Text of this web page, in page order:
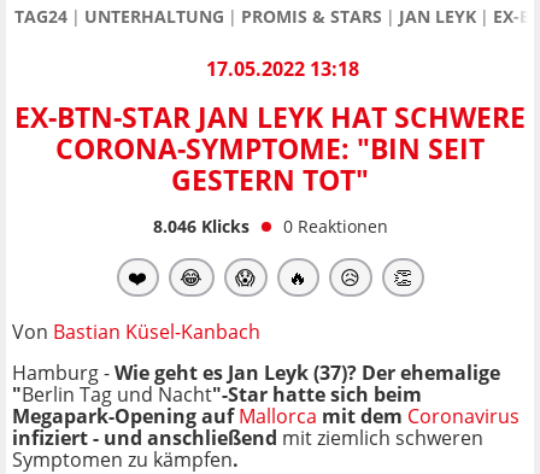
TAG24 UNTERHALTUNG PROMIS & STARS JAN LEYK EX-
17.05.2022 13:18
EX-BTN-STAR JAN LEYK HAT SCHWERE
CORONA-SYMPTOME: "BIN SEIT
GESTERN TOT"
8.046Klicks 0 Reaktionen
❤️ 😂 😱 🔥 😥 👏
Von Bastian Küsel-Kanbach
Hamburg -Wie geht es Jan Leyk (37)? Der ehemalige
"Berlin Tag und Nacht"-Star hatte sich beim
Megapark-Opening aufMallorca mit dem Coronavirus
infiziert - und anschließend mit ziemlich schweren
Symptomen zu kämpfen.